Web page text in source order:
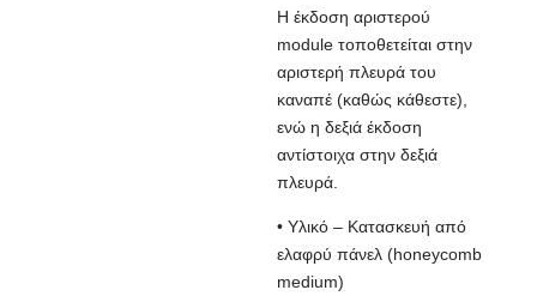
Η έκδοση αριστερού
module τοποθετείται στην
αριστερή πλευρά του
καναπέ (καθώς κάθεστε),
ενώ η δεξιά έκδοση
αντίστοιχα στην δεξιά
πλευρά.
• Υλικό – Κατασκευή από
ελαφρύ πάνελ (honeycomb
medium)